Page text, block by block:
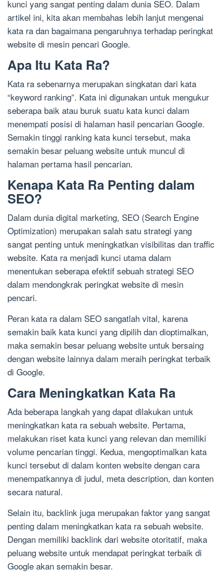
kunci yang sangat penting dalam dunia SEO. Dalam
artikel ini, kita akan membahas lebih lanjut mengenai
kata ra dan bagaimana pengaruhnya terhadap peringkat
website di mesin pencari Google.
Apa Itu Kata Ra?
Kata ra sebenarnya merupakan singkatan dari kata
“keyword ranking”. Kata ini digunakan untuk mengukur
seberapa baik atau buruk suatu kata kunci dalam
menempati posisi di halaman hasil pencarian Google.
Semakin tinggi ranking kata kunci tersebut, maka
semakin besar peluang website untuk muncul di
halaman pertama hasil pencarian.
Kenapa Kata Ra Penting dalam
SEO?
Dalam dunia digital marketing, SEO (Search Engine
Optimization) merupakan salah satu strategi yang
sangat penting untuk meningkatkan visibilitas dan traffic
website. Kata ra menjadi kunci utama dalam
menentukan seberapa efektif sebuah strategi SEO
dalam mendongkrak peringkat website di mesin
pencari.
Peran kata ra dalam SEO sangatlah vital, karena
semakin baik kata kunci yang dipilih dan dioptimalkan,
maka semakin besar peluang website untuk bersaing
dengan website lainnya dalam meraih peringkat terbaik
di Google.
Cara Meningkatkan Kata Ra
Ada beberapa langkah yang dapat dilakukan untuk
meningkatkan kata ra sebuah website. Pertama,
melakukan riset kata kunci yang relevan dan memiliki
volume pencarian tinggi. Kedua, mengoptimalkan kata
kunci tersebut di dalam konten website dengan cara
menempatkannya di judul, meta description, dan konten
secara natural.
Selain itu, backlink juga merupakan faktor yang sangat
penting dalam meningkatkan kata ra sebuah website.
Dengan memiliki backlink dari website otoritatif, maka
peluang website untuk mendapat peringkat terbaik di
Google akan semakin besar.